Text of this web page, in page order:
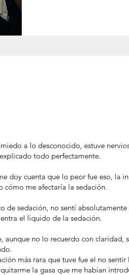
a lo desconocido, estuve
todo perfectamente.
doy cuenta que lo peor fue eso, la
me afectaría la sedación.
de sedación, no sentí
el líquido de la sedación.
aunque no lo recuerdo con
más rara que tuve fue el no
la gasa que me habían